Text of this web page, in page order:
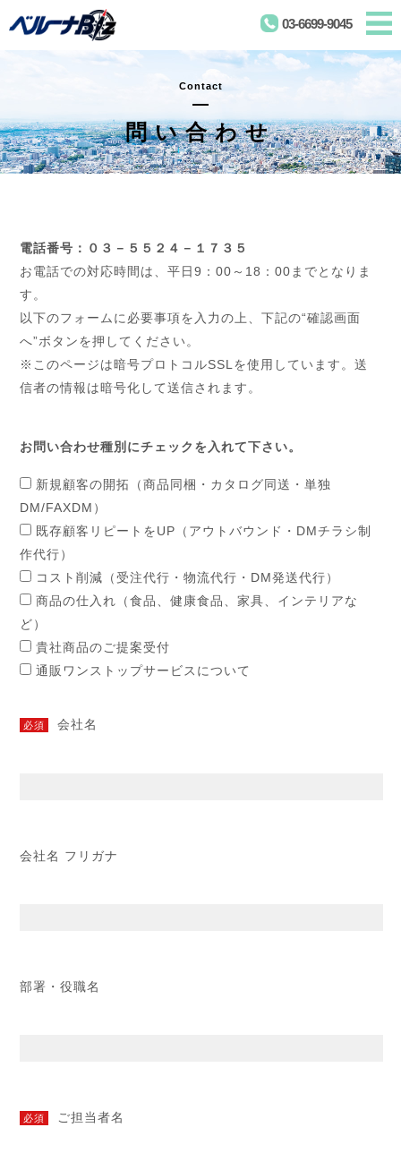
03-6699-9045
Contact
問い合わせ
電話番号：０３－５５２４－１７３５
お電話での対応時間は、平日9：00～18：00までとなりま
す。
以下のフォームに必要事項を入力の上、下記の“確認画面
へ”ボタンを押してください。
※このページは暗号プロトコルSSLを使用しています。送
信者の情報は暗号化して送信されます。
お問い合わせ種別にチェックを入れて下さい。
新規顧客の開拓（商品同梱・カタログ同送・単独
DM/FAXDM）
既存顧客リピートをUP（アウトバウンド・DMチラシ制
作代行）
コスト削減（受注代行・物流代行・DM発送代行）
商品の仕入れ（食品、健康食品、家具、インテリアな
ど）
貴社商品のご提案受付
通販ワンストップサービスについて
必須 会社名
会社名 フリガナ
部署・役職名
必須 ご担当者名